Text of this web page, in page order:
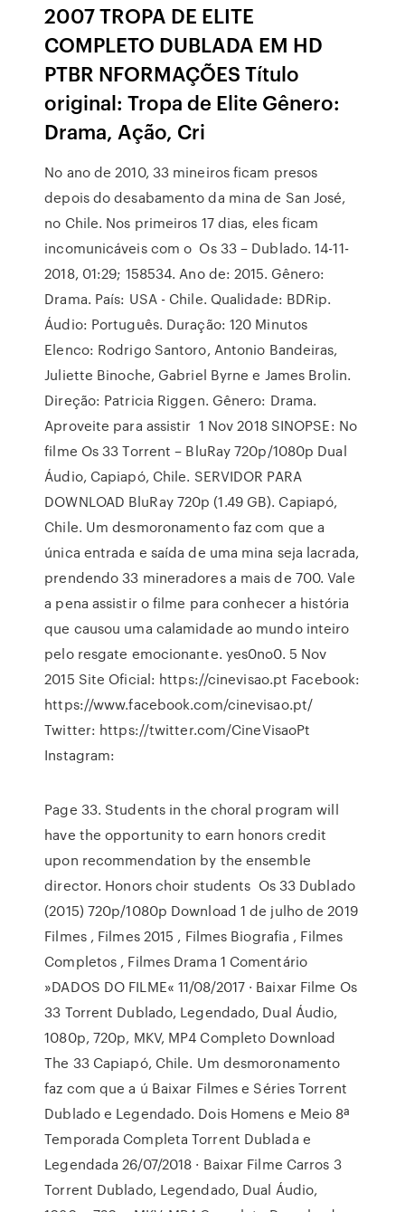
2007 TROPA DE ELITE
COMPLETO DUBLADA EM HD
PTBR NFORMAÇÕES Título
original: Tropa de Elite Gênero:
Drama, Ação, Cri
No ano de 2010, 33 mineiros ficam presos
depois do desabamento da mina de San José,
no Chile. Nos primeiros 17 dias, eles ficam
incomunicáveis com o Os 33 – Dublado. 14-11-
2018, 01:29; 158534. Ano de: 2015. Gênero:
Drama. País: USA - Chile. Qualidade: BDRip.
Áudio: Português. Duração: 120 Minutos
Elenco: Rodrigo Santoro, Antonio Bandeiras,
Juliette Binoche, Gabriel Byrne e James Brolin.
Direção: Patricia Riggen. Gênero: Drama.
Aproveite para assistir 1 Nov 2018 SINOPSE: No
filme Os 33 Torrent – BluRay 720p/1080p Dual
Áudio, Capiapó, Chile. SERVIDOR PARA
DOWNLOAD BluRay 720p (1.49 GB). Capiapó,
Chile. Um desmoronamento faz com que a
única entrada e saída de uma mina seja lacrada,
prendendo 33 mineradores a mais de 700. Vale
a pena assistir o filme para conhecer a história
que causou uma calamidade ao mundo inteiro
pelo resgate emocionante. yes0no0. 5 Nov
2015 Site Oficial: https://cinevisao.pt Facebook:
https://www.facebook.com/cinevisao.pt/
Twitter: https://twitter.com/CineVisaoPt
Instagram:
Page 33. Students in the choral program will
have the opportunity to earn honors credit
upon recommendation by the ensemble
director. Honors choir students Os 33 Dublado
(2015) 720p/1080p Download 1 de julho de 2019
Filmes , Filmes 2015 , Filmes Biografia , Filmes
Completos , Filmes Drama 1 Comentário
»DADOS DO FILME« 11/08/2017 · Baixar Filme Os
33 Torrent Dublado, Legendado, Dual Áudio,
1080p, 720p, MKV, MP4 Completo Download
The 33 Capiapó, Chile. Um desmoronamento
faz com que a ú Baixar Filmes e Séries Torrent
Dublado e Legendado. Dois Homens e Meio 8ª
Temporada Completa Torrent Dublada e
Legendada 26/07/2018 · Baixar Filme Carros 3
Torrent Dublado, Legendado, Dual Áudio,